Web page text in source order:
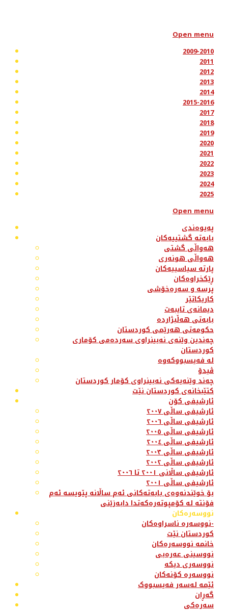
Open menu
2009-2010
2011
2012
2013
2014
2015-2016
2017
2018
2019
2020
2021
2022
2023
2024
2025
Open menu
پەیوەندی
بابەتە گشتییەکان
هەواڵی گشتی
هەواڵی هونەری
پارتە سیاسییەکان
ڕێکخراوەکان
پرسە و سەرەخۆشی
کاریکاتێر
دیمانەی تایبەت
بابەتی هەڵبژاردە
حکومەتی هەرێمی کوردستان
چەندین وێنەی نەبینراوی سەردەمی کۆماری
کوردستان
لە فەیسبووکەوە
ڤیدۆ
چەند وێنەیەکی نەبینراوی کۆمار کوردستان
کتێبخانەی کوردستان نێت
ئارشیفی کۆن
ئارشیفی ساڵی ٢٠٠٧
ئارشیفی ساڵی ٢٠٠٦
ئارشیفی ساڵی ٢٠٠٥
ئارشیفی ساڵی ٢٠٠٤
ئارشیفی ساڵی ٢٠٠٣
ئارشیفی ساڵی ٢٠٠٢
ئارشیفی ساڵانی ٢٠٠١ تا ٢٠٠٦
ئارشیفی ساڵی ٢٠٠١
بۆ خوێندنەوەی بابەتەکانی ئەم ساڵانە پێویسە ئەم
فۆنتە لە کۆمپوتەرەکەتدا دابەزێنی
نووسەرەکان
نووسەرە ناسراوەکان-
کوردستان نێت
خانمە نووسەرەکان
نووسینی عەرەبی
نووسەری دیکە
نووسەرە کۆنەکان
ئێمە لەسەر فەیسبووک
گەڕان
سەرەکی